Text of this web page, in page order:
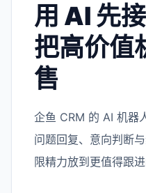
用 AI 先
把高价值
售
企鱼 CRM 的 AI 机器
问题回复、意向判断
限精力放到更值得跟进